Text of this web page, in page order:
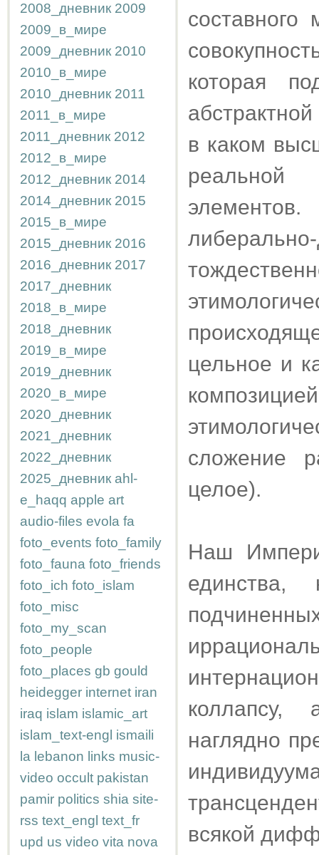
2008_дневник 2009
2009_в_мире
2009_дневник 2010
2010_в_мире
2010_дневник 2011
2011_в_мире
2011_дневник 2012
2012_в_мире
2012_дневник 2014
2014_дневник 2015
2015_в_мире
2015_дневник 2016
2016_дневник 2017
2017_дневник
2018_в_мире
2018_дневник
2019_в_мире
2019_дневник
2020_в_мире
2020_дневник
2021_дневник
2022_дневник
2025_дневник ahl-
e_haqq apple art
audio-files evola fa
foto_events foto_family
foto_fauna foto_friends
foto_ich foto_islam
foto_misc
foto_my_scan
foto_people
foto_places gb gould
heidegger internet iran
iraq islam islamic_art
islam_text-engl ismaili
la lebanon links music-
video occult pakistan
pamir politics shia site-
rss text_engl text_fr
upd us video vita nova
составного
которая
в каком
цельное и
сложение
целое).
Наш
коллапсу,
наглядно
всякой